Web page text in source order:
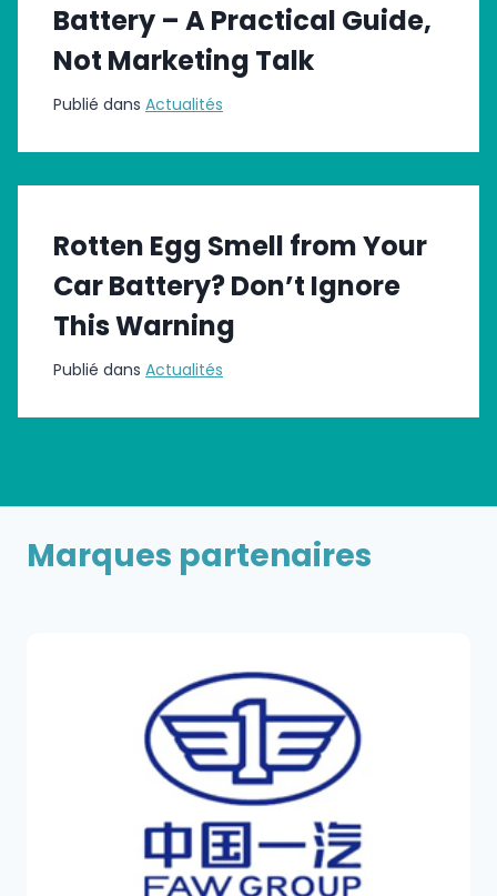
Battery – A Practical Guide,
Not Marketing Talk
Publié dans Actualités
Rotten Egg Smell from Your
Car Battery? Don’t Ignore
This Warning
Publié dans Actualités
Marques partenaires